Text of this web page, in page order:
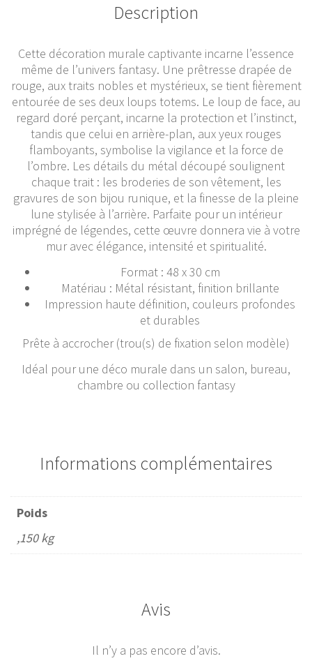
Description
Cette décoration murale captivante incarne l’essence
même de l’univers fantasy. Une prêtresse drapée de
rouge, aux traits nobles et mystérieux, se tient fièrement
entourée de ses deux loups totems. Le loup de face, au
regard doré perçant, incarne la protection et l’instinct,
tandis que celui en arrière-plan, aux yeux rouges
flamboyants, symbolise la vigilance et la force de
l’ombre. Les détails du métal découpé soulignent
chaque trait : les broderies de son vêtement, les
gravures de son bijou runique, et la finesse de la pleine
lune stylisée à l’arrière. Parfaite pour un intérieur
imprégné de légendes, cette œuvre donnera vie à votre
mur avec élégance, intensité et spiritualité.
Format : 48 x 30 cm
Matériau : Métal résistant, finition brillante
Impression haute définition, couleurs profondes
et durables
Prête à accrocher (trou(s) de fixation selon modèle)
Idéal pour une déco murale dans un salon, bureau,
chambre ou collection fantasy
Informations complémentaires
Poids
,150 kg
Avis
Il n’y a pas encore d’avis.